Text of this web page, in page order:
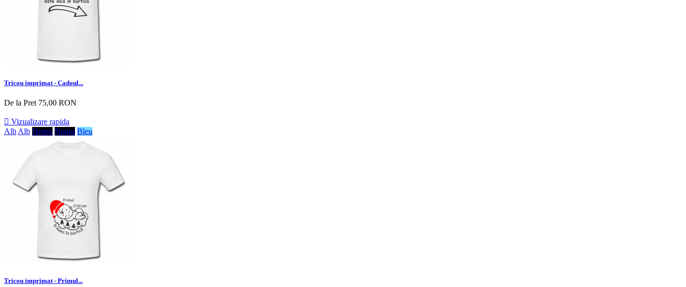
Tricou imprimat - Cadoul...
De la Pret 75,00 RON
 Vizualizare rapida
Alb Alb Negru Negru Bleu
Tricou imprimat - Primul...